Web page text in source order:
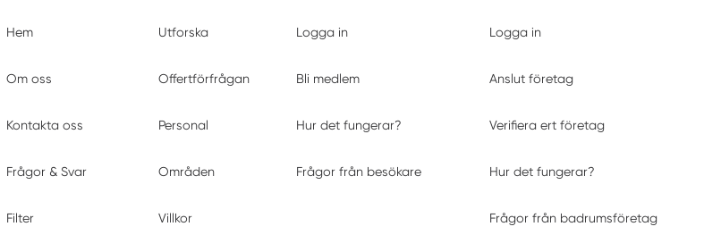
Hem Utforska
Om oss Offertförfrågan
Kontakta oss Personal
Frågor & Svar Områden
Filter Villkor
Logga in
Bli medlem
Hur det fungerar?
Frågor från besökare
Logga in
Anslut företag
Verifiera ert företag
Hur det fungerar?
Frågor från badrumsföretag